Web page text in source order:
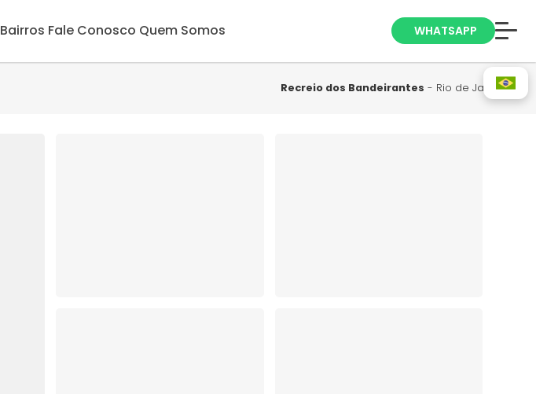
Bairros Fale Conosco Quem Somos WHATSAPP
Anuncie seu
Imóvel
Trabalhe Conosco
Recreio dos Bandeirantes - Rio de Janeiro